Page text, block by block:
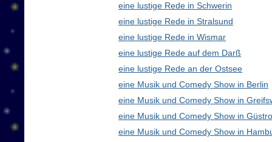
eine lustige Rede in Schwerin
eine lustige Rede in Stralsund
eine lustige Rede in Wismar
eine lustige Rede auf dem Darß
eine lustige Rede an der Ostsee
eine Musik und Comedy Show in Berlin
eine Musik und Comedy Show in
eine Musik und Comedy Show in
eine Musik und Comedy Show in